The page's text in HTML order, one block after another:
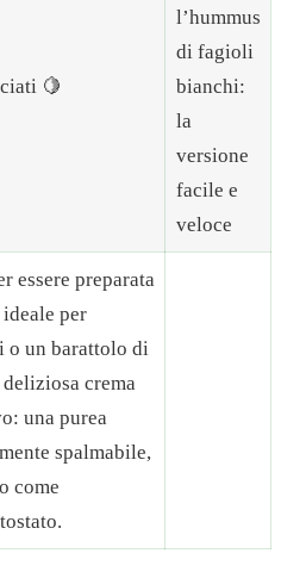
🍋
l’hummus
di fagioli
bianchi:
la
versione
facile e
veloce
essere preparata
per
o un barattolo di
crema
una purea
spalmabile,
come